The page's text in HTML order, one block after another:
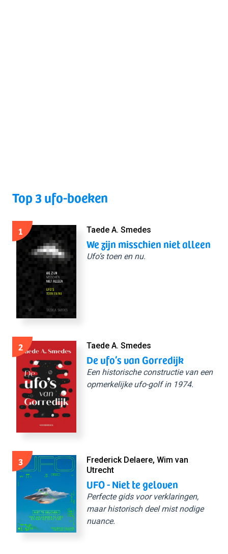
Top 3 ufo-boeken
1 Taede A. Smedes
We zijn misschien niet alleen
Ufo’s toen en nu.
2 Taede A. Smedes
De ufo’s van Gorredijk
Een historische constructie van een
opmerkelijke ufo-golf in 1974.
3
Frederick Delaere, Wim van
Utrecht
UFO - Niet te geloven
Perfecte gids voor verklaringen,
maar historisch deel mist nodige
nuance.